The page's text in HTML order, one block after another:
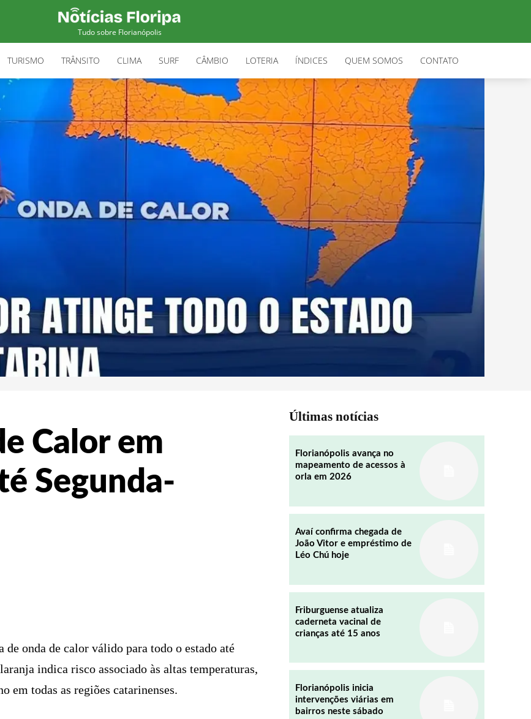
Tudo sobre Florianópolis
TURISMO TRÂNSITO CLIMA SURF CÂMBIO LOTERIA ÍNDICES QUEM SOMOS CONTATO
Calor em
Segunda-
de onda de calor válido para todo o estado até
indica risco associado às altas temperaturas,
em todas as regiões catarinenses.
Últimas notícias
Florianópolis avança no
mapeamento de acessos à
orla em 2026
Avaí confirma chegada de
João Vitor e empréstimo de
Léo Chú hoje
Friburguense atualiza
caderneta vacinal de
crianças até 15 anos
Florianópolis inicia
intervenções viárias em
bairros neste sábado